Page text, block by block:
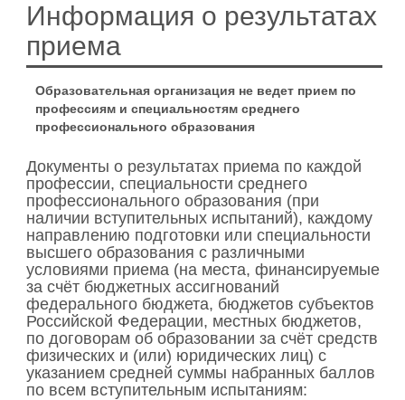
Информация о результатах
приема
Образовательная организация не ведет прием по
профессиям и специальностям среднего
профессионального образования
Документы о рeзультатах приема по каждой
профессии, специальности среднего
профессионального образования (при
наличии вступительных испытаний), каждому
направлению подготовки или специальности
высшего образования с различными
условиями приема (на места, финансируемые
за счёт бюджетных ассигнований
федерального бюджета, бюджетов субъектов
Российской Федерации, местных бюджетов,
по договорам об образовании за счёт средств
физических и (или) юридических лиц) с
указанием средней суммы набранных баллов
по всем вступительным испытаниям: